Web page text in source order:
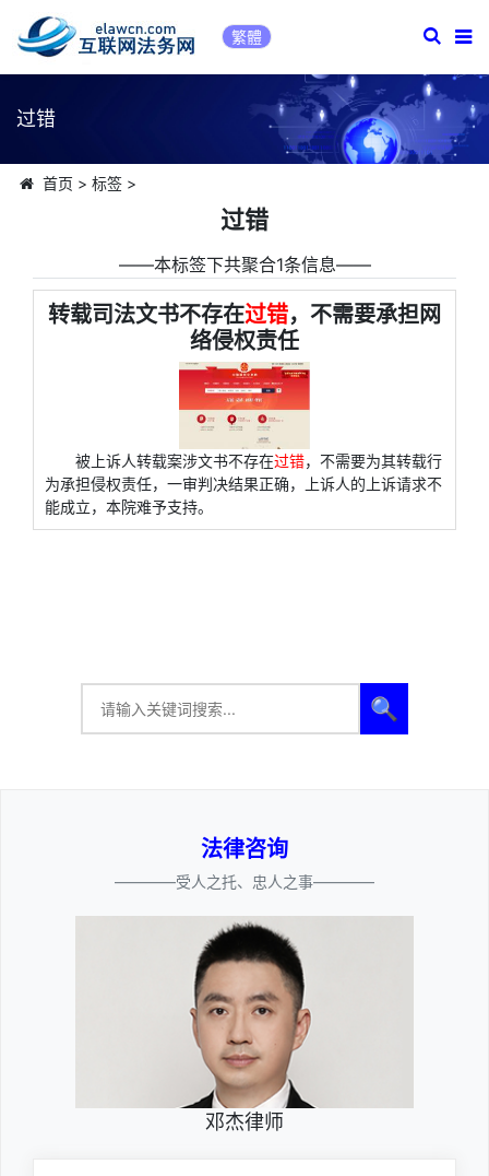
繁體
过错
首页 > 标签>
过错
――本标签下共聚合1条信息――
转载司法文书不存在过错，不需要承担网
络侵权责任
被上诉人转载案涉文书不存在过错，不需要为其转载行
为承担侵权责任，一审判决结果正确，上诉人的上诉请求不
能成立，本院难予支持。
🔍
法律咨询
————受人之托、忠人之事————
邓杰律师